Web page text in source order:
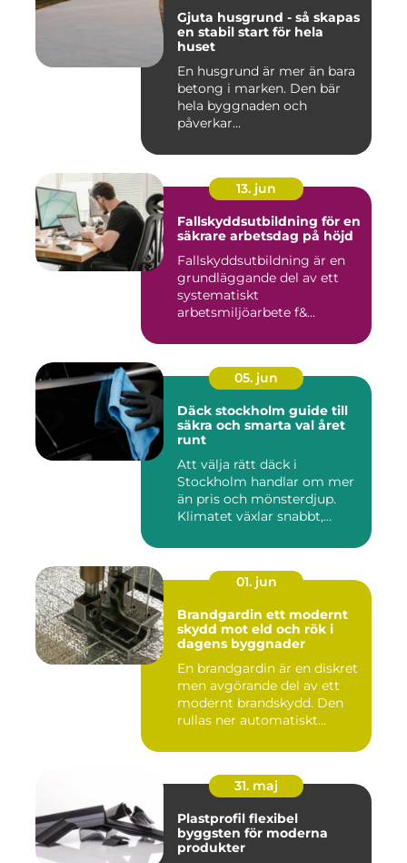
Gjuta husgrund - så skapas
en stabil start för hela
huset
En husgrund är mer än bara
betong i marken. Den bär
hela byggnaden och
påverkar...
13. jun
Fallskyddsutbildning för en
säkrare arbetsdag på höjd
Fallskyddsutbildning är en
grundläggande del av ett
systematiskt
arbetsmiljöarbete f&...
05. jun
Däck stockholm guide till
säkra och smarta val året
runt
Att välja rätt däck i
Stockholm handlar om mer
än pris och mönsterdjup.
Klimatet växlar snabbt,
01. jun
Brandgardin ett modernt
skydd mot eld och rök i
dagens byggnader
En brandgardin är en diskret
men avgörande del av ett
modernt brandskydd. Den
rullas ner automatiskt...
31. maj
Plastprofil flexibel
byggsten för moderna
produkter